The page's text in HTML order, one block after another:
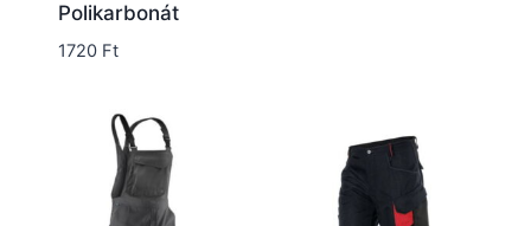
Polikarbonát
1720 Ft